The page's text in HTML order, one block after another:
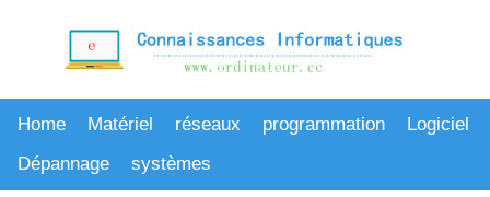
Home Matériel réseaux programmation
Logiciel
Dépannage
systèmes